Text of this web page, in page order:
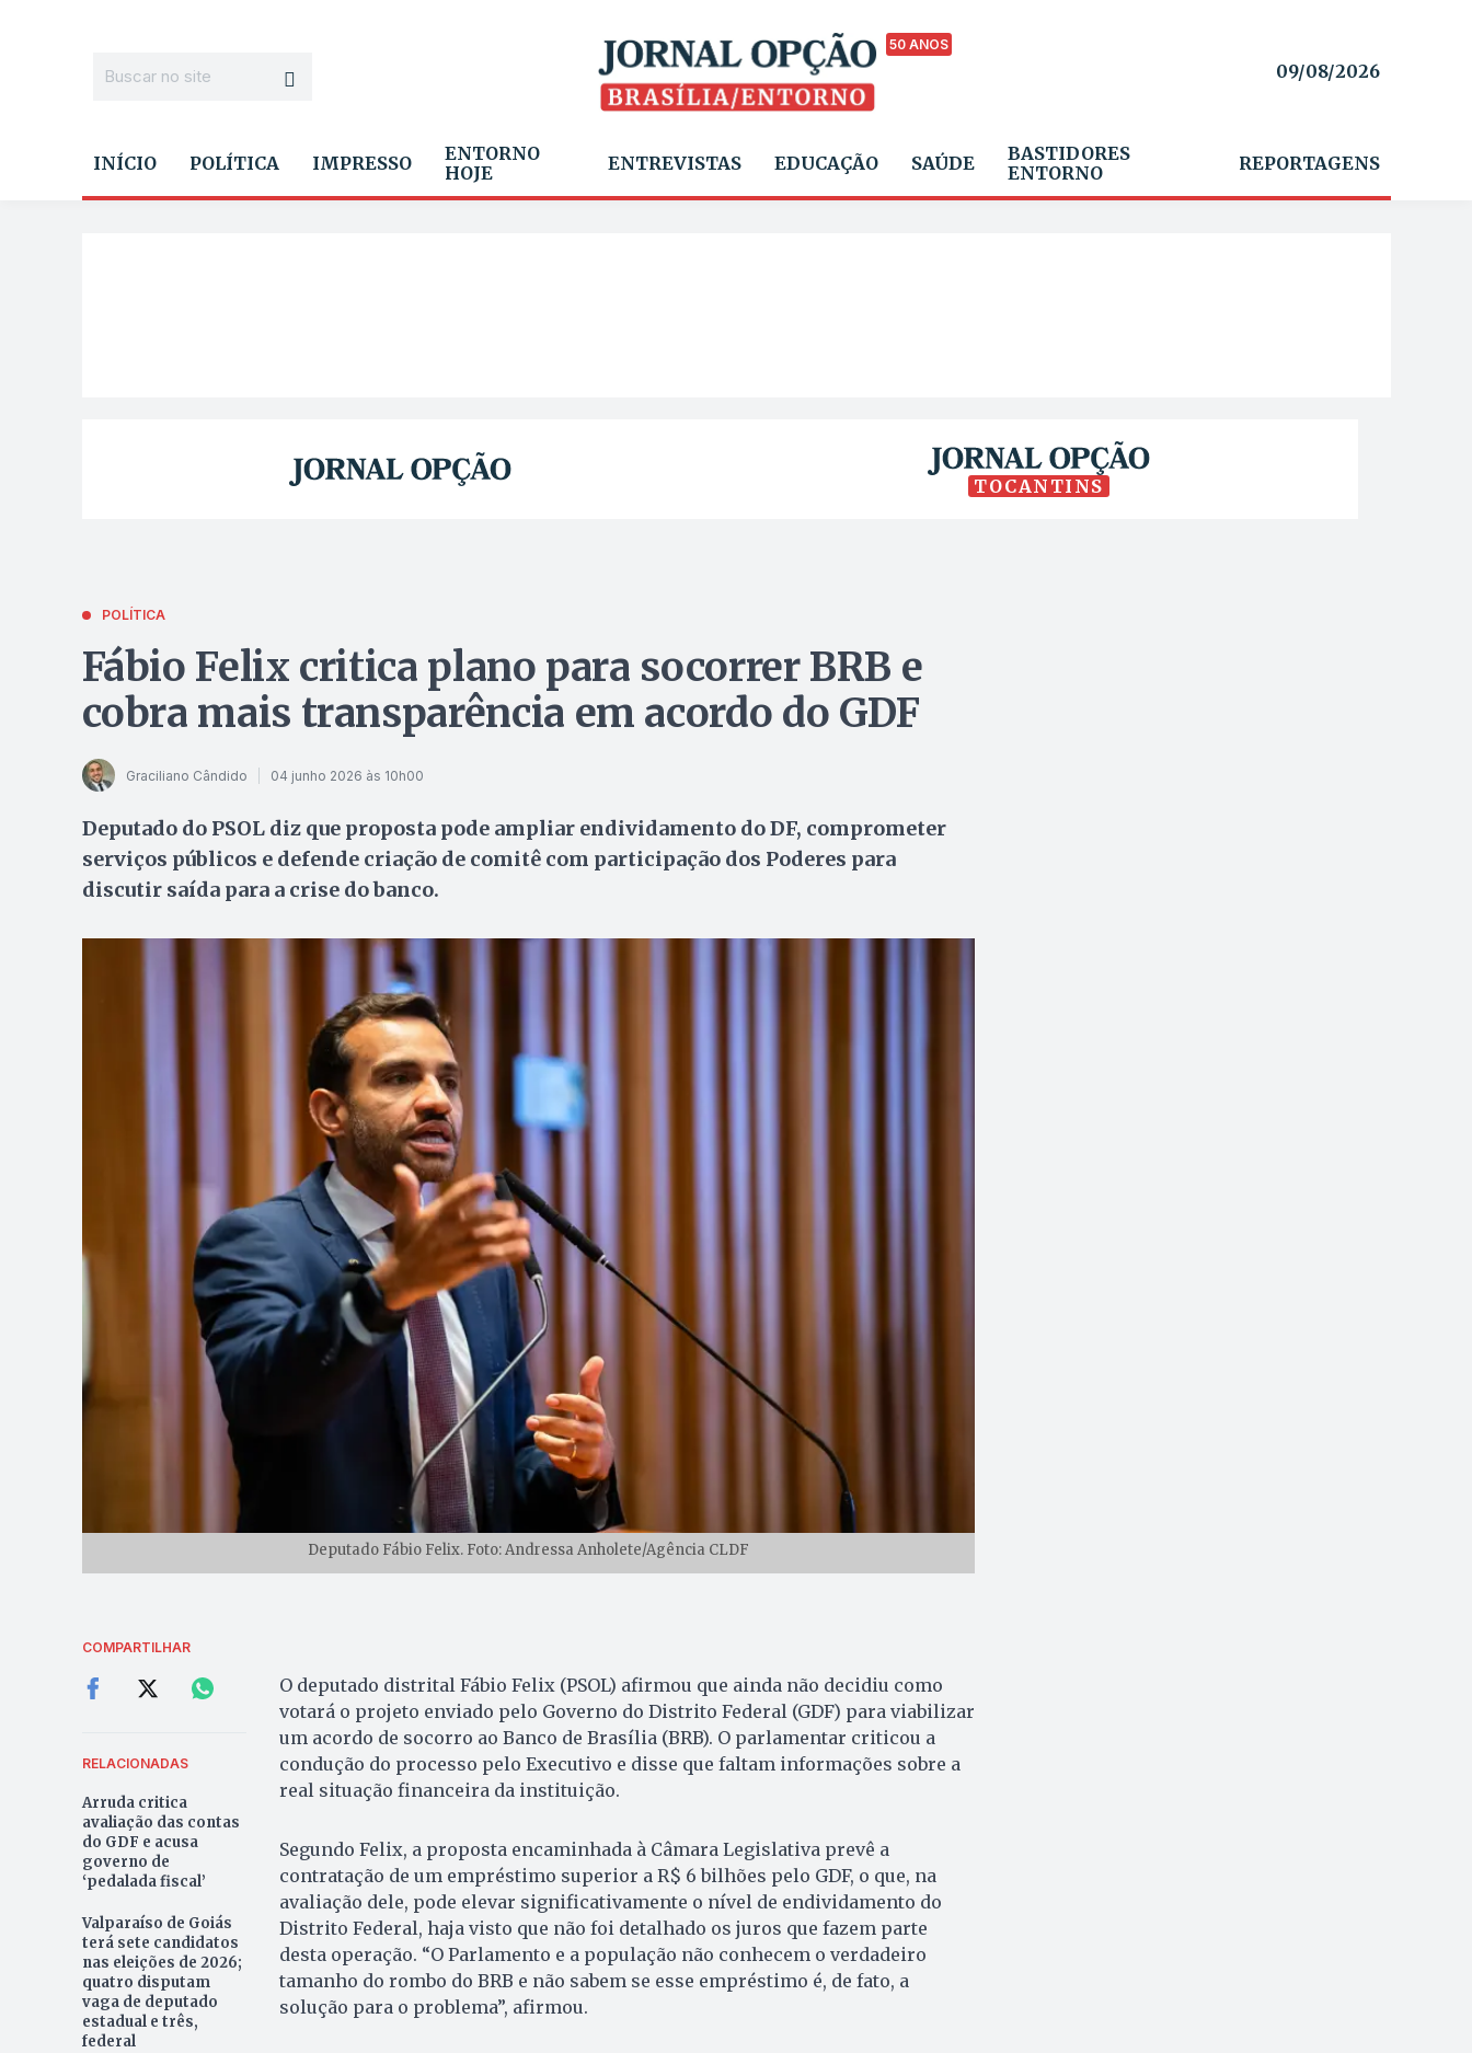
50 ANOS
09/08/2026
INÍCIO POLÍTICA IMPRESSO
ENTORNO
HOJE
ENTREVISTAS EDUCAÇÃO SAÚDE
BASTIDORES
ENTORNO
REPORTAGENS
TOCANTINS
POLÍTICA
Fábio Felix critica plano para socorrer BRB e
cobra mais transparência em acordo do GDF
Graciliano Cândido 04 junho 2026 às 10h00
Deputado do PSOL diz que proposta pode ampliar endividamento do DF, comprometer
serviços públicos e defende criação de comitê com participação dos Poderes para
discutir saída para a crise do banco.
Deputado Fábio Felix. Foto: Andressa Anholete/Agência CLDF
COMPARTILHAR
RELACIONADAS
Arruda critica
avaliação das contas
do GDF e acusa
governo de
‘pedalada fiscal’
Valparaíso de Goiás
terá sete candidatos
nas eleições de 2026;
quatro disputam
vaga de deputado
estadual e três,
federal
O deputado distrital Fábio Felix (PSOL) afirmou que ainda não decidiu como
votará o projeto enviado pelo Governo do Distrito Federal (GDF) para viabilizar
um acordo de socorro ao Banco de Brasília (BRB). O parlamentar criticou a
condução do processo pelo Executivo e disse que faltam informações sobre a
real situação financeira da instituição.
Segundo Felix, a proposta encaminhada à Câmara Legislativa prevê a
contratação de um empréstimo superior a R$ 6 bilhões pelo GDF, o que, na
avaliação dele, pode elevar significativamente o nível de endividamento do
Distrito Federal, haja visto que não foi detalhado os juros que fazem parte
desta operação. “O Parlamento e a população não conhecem o verdadeiro
tamanho do rombo do BRB e não sabem se esse empréstimo é, de fato, a
solução para o problema”, afirmou.